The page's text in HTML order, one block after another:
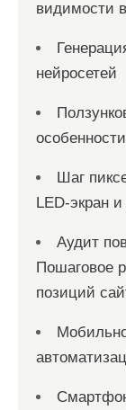
видимости
нейросетей
Шаг
LED-экран
Аудит
Пошаговое
позиций